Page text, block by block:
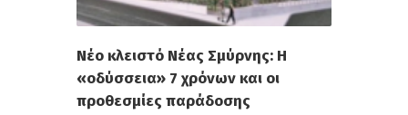
Νέο κλειστό Νέας Σμύρνης: Η
«οδύσσεια» 7 χρόνων και οι
προθεσμίες παράδοσης